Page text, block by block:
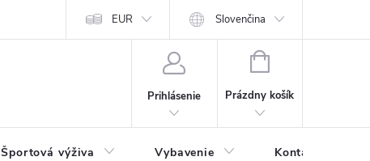
EUR Slovenčina
Prihlásenie
NÁKUPNÝ
Prázdny košík
Športová výživa Vybavenie Kontakty